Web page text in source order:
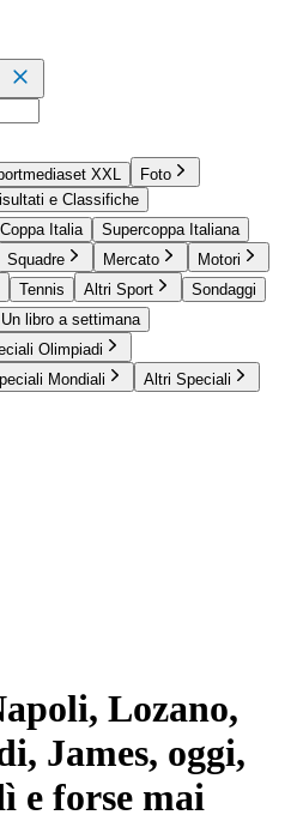
XXL
Foto
e Classifiche
Coppa Italia
Supercoppa Italiana
Squadre Mercato
Motori
Tennis Altri Sport
Sondaggi
Un libro a settimana
Olimpiadi
Mondiali Altri Speciali
Lozano,
James, oggi,
e forse mai